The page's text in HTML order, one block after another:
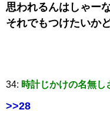
思われるんはしゃー
それでもつけたいか
34: 時計じかけの名無し
>>28